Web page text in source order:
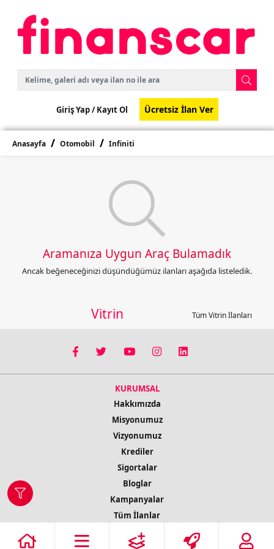
Giriş Yap /Kayıt Ol Ücretsiz İlan Ver
Anasayfa Otomobil Infiniti
Aramanıza Uygun Araç Bulamadık
Ancak beğeneceğinizi düşündüğümüz ilanları aşağıda listeledik.
Vitrin Tüm Vitrin İlanları
KURUMSAL
Hakkımızda
Misyonumuz
Vizyonumuz
Krediler
Sigortalar
Bloglar
Kampanyalar
Tüm İlanlar
İletişim Bilgileri